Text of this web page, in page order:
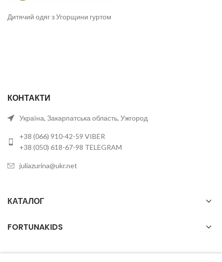
Дитячий одяг з Угорщини гуртом
КОНТАКТИ
Україна, Закарпатська область, Ужгород
+38 (066) 910-42-59 VIBER
+38 (050) 618-67-98 TELEGRAM
juliazurina@ukr.net
КАТАЛОГ
FORTUNAKIDS